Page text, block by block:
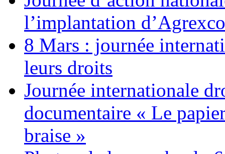
l’implantation d’Agrexco
8 Mars : journée
leurs droits
Journée internationale
documentaire « Le
braise »